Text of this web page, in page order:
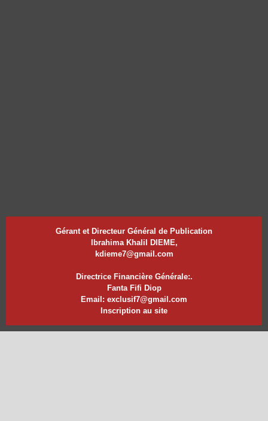
Gérant et Directeur Général de Publication
Ibrahima Khalil DIEME,
kdieme7@gmail.com
Directrice Financière Générale:.
Fanta Fifi Diop
Email: exclusif7@gmail.com
Inscription au site